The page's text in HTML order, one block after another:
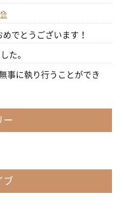
でとうございます！
た。
事に執り行うことができ
ー
ブ